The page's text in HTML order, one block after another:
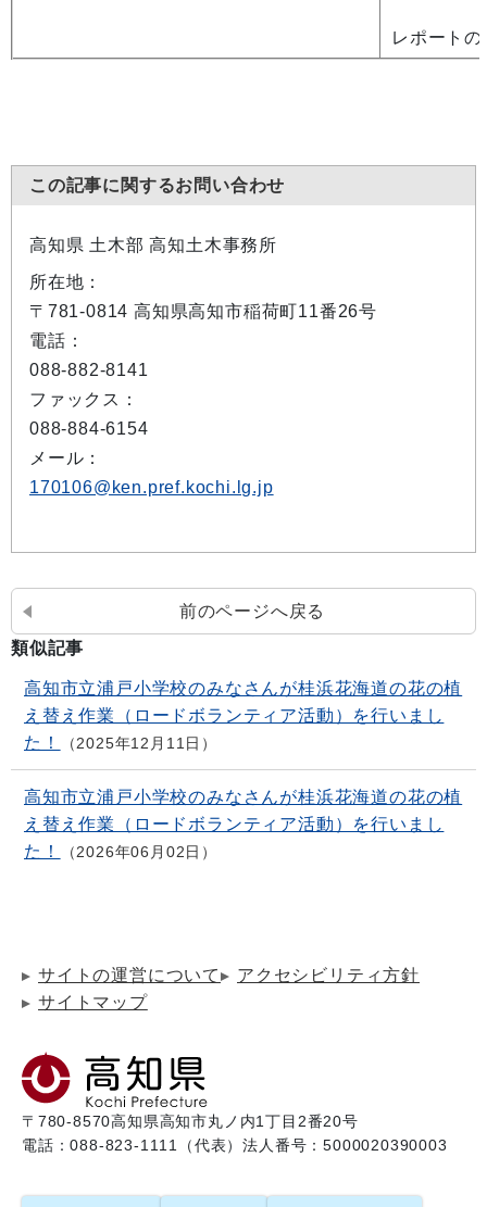
レポート
この記事に関するお問い合わせ
高知県 土木部 高知土木事務所
所在地：
〒781-0814 高知県高知市稲荷町11番26号
電話：
088-882-8141
ファックス：
088-884-6154
メール：
170106@ken.pref.kochi.lg.jp
前のページへ戻る
類似記事
高知市立浦戸小学校のみなさんが桂浜花海道の花の植
え替え作業（ロードボランティア活動）を行いまし
た！
2025年12月11日
高知市立浦戸小学校のみなさんが桂浜花海道の花の植
え替え作業（ロードボランティア活動）を行いまし
た！
2026年06月02日
サイトの運営について
アクセシビリティ方針
サイトマップ
〒780-8570高知県高知市丸ノ内1丁目2番20号
電話：088-823-1111（代表）法人番号：5000020390003